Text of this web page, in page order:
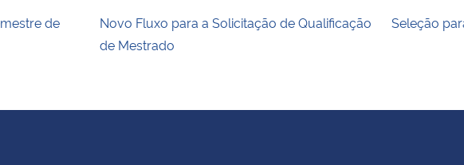
de
Novo Fluxo para a Solicitação de Qualificação
de Mestrado
Seleção